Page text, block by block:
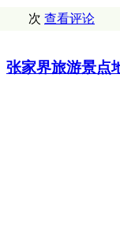
次 查看评论
张家界旅游景点